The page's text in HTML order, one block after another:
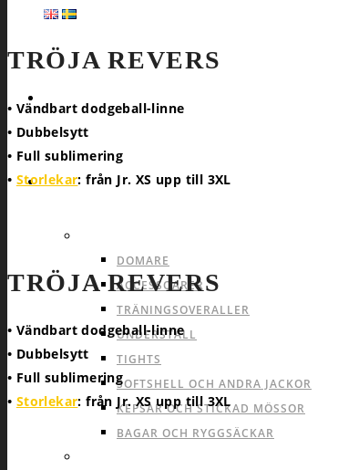
SPORTER
DOMARE
ACCESSOARER
TRÄNINGSOVERALLER
UNDERSTÄLL
TIGHTS
SOFTSHELL OCH ANDRA JACKOR
KEPSAR OCH STICKAD MÖSSOR
BAGAR OCH RYGGSÄCKAR
TRÖJA REVERS
• Vändbart dodgeball-linne
• Dubbelsytt
• Full sublimering
• Storlekar: från Jr. XS upp till 3XL
TRÖJA REVERS
• Vändbart dodgeball-linne
• Dubbelsytt
• Full sublimering
• Storlekar: från Jr. XS upp till 3XL